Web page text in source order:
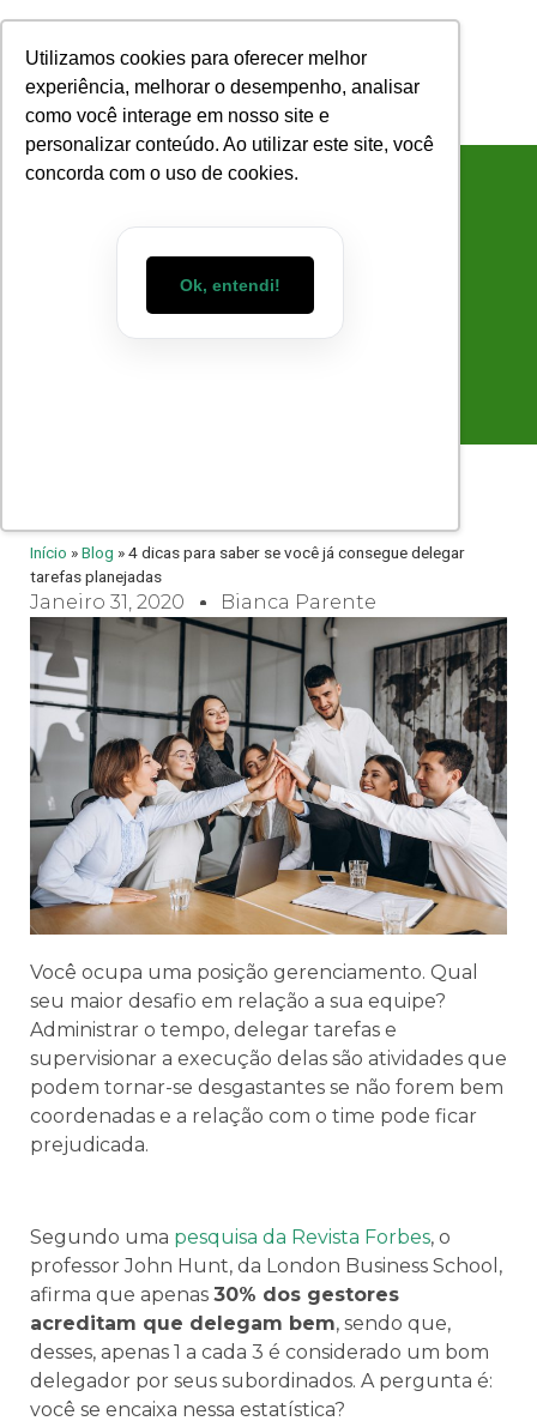
Utilizamos cookies para oferecer melhor
experiência, melhorar o desempenho, analisar
como você interage em nosso site e
personalizar conteúdo. Ao utilizar este site, você
concorda com o uso de cookies.
Ok, entendi!
Você Já Consegue
Delegar Tarefas
Início »Blog »4 dicas para saber se você já consegue delegar
tarefas planejadas
Janeiro 31, 2020 Bianca Parente
Você ocupa uma posição gerenciamento. Qual
seu maior desafio em relação a sua equipe?
Administrar o tempo, delegar tarefas e
supervisionar a execução delas são atividades que
podem tornar-se desgastantes se não forem bem
coordenadas e a relação com o time pode ficar
prejudicada.
Segundo uma pesquisa da Revista Forbes, o
professor John Hunt, da London Business School,
afirma que apenas 30% dos gestores
acreditam que delegam bem, sendo que,
desses, apenas 1 a cada 3 é considerado um bom
delegador por seus subordinados. A pergunta é:
você se encaixa nessa estatística?